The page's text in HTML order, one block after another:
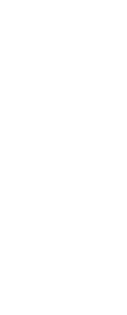
アルミカ
10×20BR